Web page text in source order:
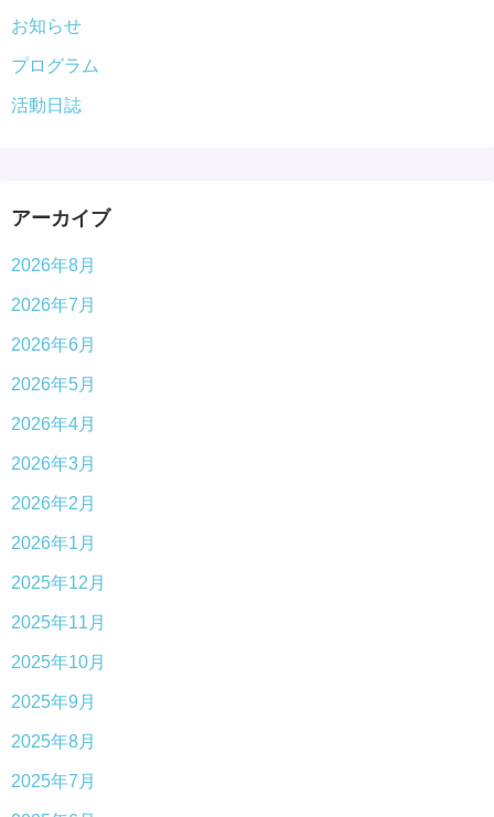
お知らせ
プログラム
活動日誌
アーカイブ
2026年8月
2026年7月
2026年6月
2026年5月
2026年4月
2026年3月
2026年2月
2026年1月
2025年12月
2025年11月
2025年10月
2025年9月
2025年8月
2025年7月